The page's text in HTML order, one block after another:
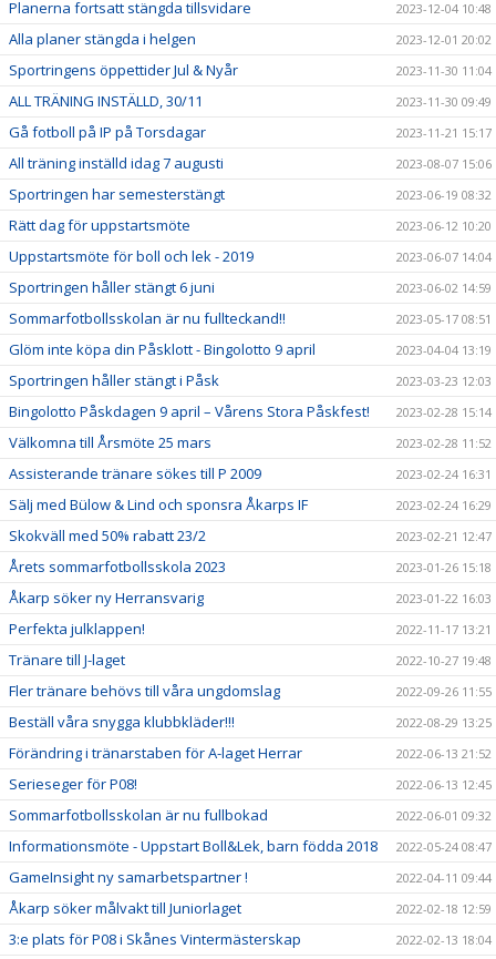
Planerna fortsatt stängda tillsvidare 2023-12-04 10:48
Alla planer stängda i helgen 2023-12-01 20:02
Sportringens öppettider Jul & Nyår 2023-11-30 11:04
ALL TRÄNING INSTÄLLD, 30/11 2023-11-30 09:49
Gå fotboll på IP på Torsdagar 2023-11-21 15:17
All träning inställd idag 7 augusti 2023-08-07 15:06
Sportringen har semesterstängt 2023-06-19 08:32
Rätt dag för uppstartsmöte 2023-06-12 10:20
Uppstartsmöte för boll och lek - 2019 2023-06-07 14:04
Sportringen håller stängt 6 juni 2023-06-02 14:59
Sommarfotbollsskolan är nu fullteckand!! 2023-05-17 08:51
Glöm inte köpa din Påsklott - Bingolotto 9 april 2023-04-04 13:19
Sportringen håller stängt i Påsk 2023-03-23 12:03
Bingolotto Påskdagen 9 april – Vårens Stora Påskfest! 2023-02-28 15:14
Välkomna till Årsmöte 25 mars 2023-02-28 11:52
Assisterande tränare sökes till P 2009 2023-02-24 16:31
Sälj med Bülow & Lind och sponsra Åkarps IF 2023-02-24 16:29
Skokväll med 50% rabatt 23/2 2023-02-21 12:47
Årets sommarfotbollsskola 2023 2023-01-26 15:18
Åkarp söker ny Herransvarig 2023-01-22 16:03
Perfekta julklappen! 2022-11-17 13:21
Tränare till J-laget 2022-10-27 19:48
Fler tränare behövs till våra ungdomslag 2022-09-26 11:55
Beställ våra snygga klubbkläder!!! 2022-08-29 13:25
Förändring i tränarstaben för A-laget Herrar 2022-06-13 21:52
Serieseger för P08! 2022-06-13 12:45
Sommarfotbollsskolan är nu fullbokad 2022-06-01 09:32
Informationsmöte - Uppstart Boll&Lek, barn födda 2018 2022-05-24 08:47
GameInsight ny samarbetspartner ! 2022-04-11 09:44
Åkarp söker målvakt till Juniorlaget 2022-02-18 12:59
3:e plats för P08 i Skånes Vintermästerskap 2022-02-13 18:04